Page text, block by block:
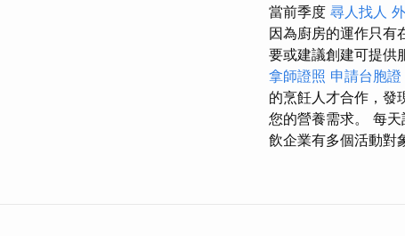
當前季度 尋人找人
因為廚房的運作只有
要或建議創建可提供
拿師證照 申請台胞證
的烹飪人才合作，發
您的營養需求。 每
飲企業有多個活動對